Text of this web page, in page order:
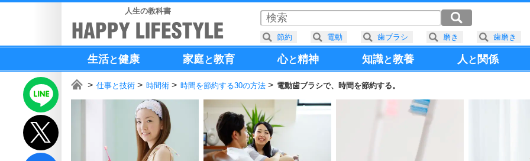
人生の教科書
生活と健康 家庭と教育 心と精神 知識と教養 人と 関係
仕事と技術 時間術 時間を節約する30の方法 電動歯ブラシで、時間を節約する。
節約 電動 歯ブラシ 磨き 歯磨き